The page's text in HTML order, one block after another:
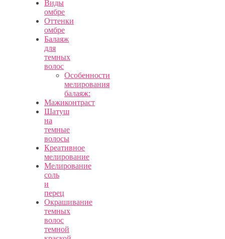
Виды
омбре
Оттенки
омбре
Балаяж
для
темных
волос
Особенности
мелирования
балаяж:
Мажиконтраст
Шатуш
на
темные
волосы
Креативное
мелирование
Мелирование
соль
и
перец
Окрашивание
темных
волос
темной